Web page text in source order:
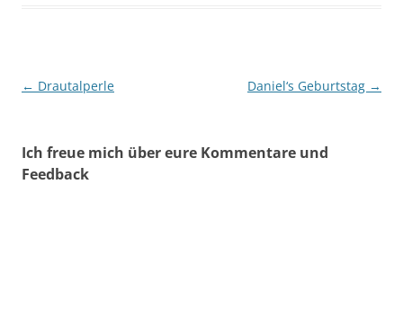
Beitragsnavigation
← Drautalperle Daniel‘s Geburtstag →
Ich freue mich über eure Kommentare und
Feedback